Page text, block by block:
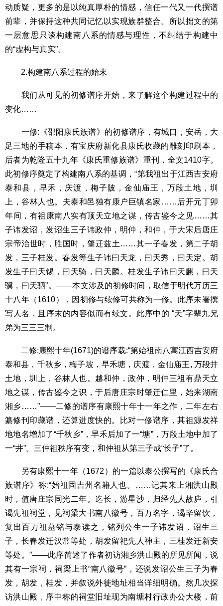
动质疑，更多的是以纯真厚朴的情感，信任一代又一代撰谱
前辈，并保持这种共同记忆以实现族群整合。所以拙文的第
一层意思只谈构建南八系的情感与理性，不纠结于构建中
的“虚构与真实”。
2.构建南八系过程的始末
我们从可见的初修谱序开始，来了解这个构建过程中的
变化……
一修:《邵阳康氏族谱》的初修谱序，有城口，安岳，大
足三地的手稿本，有宝庆府新化县康氏收藏的雕刻印刷本，
后者为乾隆五十九年《康氏重修族谱》重刊，全文1410字。
此初修序奠定了构建南八系的基调，“第我祖出于江西吉安府
泰和县，早禾，庆渡，梅子陂，金仙庙王，万段土地，圳
上，谷林人也。夫泰和邑独有康户巨镇名家……后开元丁卯
年间，有祖康南八实有顶天立地之谋，传古鉴今之见……其
子讳发诏，发诏生三子讳政仲，明仲，和仲，于大宋后唐庄
宗帝治世时，胜国时，肇迁兹土……其一子春发，第二子胡
发，三子桂发。春发等生子讳曰天龙，曰天秀，曰天定。胡
发生子曰天锡，曰天骑，曰天麟。桂发生子讳曰天麒，曰天
骥，曰天驷”。——本文涉及的初修时间，取信于明代万历三
十八年（1610），因初修与续修可共称为一修。此序未署撰
写人名，且序末的内容似而有续文。此序中的 “天”字辈九兄
弟为三三三制。
二修:康熙十年(1671)的谱序载:“第始祖南八寓江西吉安府
泰和县，千秋乡，梅子坡，早禾塘，庆渡，金仙庙王, 万段井
土地，圳上，谷林人也。越和仲，政仲，明仲三祖有鼎天立
地之谋，传古鉴今之识，于后唐庄宗时肇迁仁里，始来湖南
湘乡……”——二修的谱序有康熙十年十一年之作，二年左右
纂修刊印藏谱，还算进度快的。比对一修谱序，其祖源发祥
地地名增加了“千秋乡”，早禾后加了一“塘”，万段土地中加了
一“井”。三仲祖秩序有变，和仲祖从第三子成“长子”了。
另有康熙十一年（1672）的一篇以泰公撰写的《康氏合
族谱序》称:“始祖固吉州名籍人也。……记其来上湘洪山殿
时，值唐庄宗同光二年。迄长，游星沙，归经先人故庐，引
谒先祖祠堂，见祠梁大书南八徽号，百万名字，谒毕留饮，
复出百万祖墓铭与泰读之，铭列公生一子讳发诏，诏生三
子，长春发迁汉常等处，胡发留祀先人神主，三桂发迁新安
等处。”——此序简述了作者初访湘乡洪山殿的所见所闻，说
其有一宗祠，祠梁上书“南八徽号”，还说发诏公生三子为春
发，胡发，桂发，并叙说外徙地址相当详细明确。然几次探
访洪山殿，序中称的祠堂旧址现为南塘村行政办公大楼，前